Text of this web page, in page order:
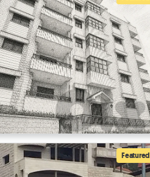
Featured